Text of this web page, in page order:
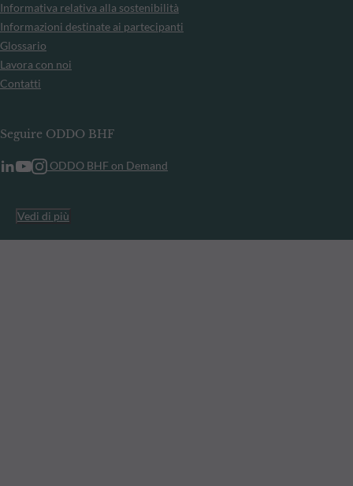
Informativa relativa alla sostenibilità
Informazioni destinate ai partecipanti
Glossario
Lavora con noi
Contatti
Seguire ODDO BHF
ODDO BHF on Demand
Vedi di più